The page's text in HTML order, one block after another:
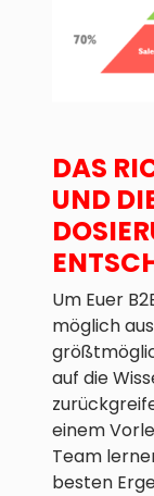
DAS
UND
Um Euer
möglich
auf die
einem
Team
besten